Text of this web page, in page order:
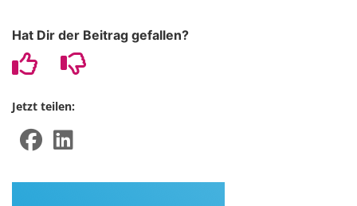
Hat Dir der Beitrag gefallen?
Jetzt teilen: